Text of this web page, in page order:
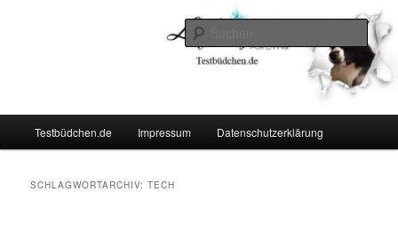
Testbüdchen.de Impressum Datenschutzerklärung
SCHLAGWORTARCHIV:TECH